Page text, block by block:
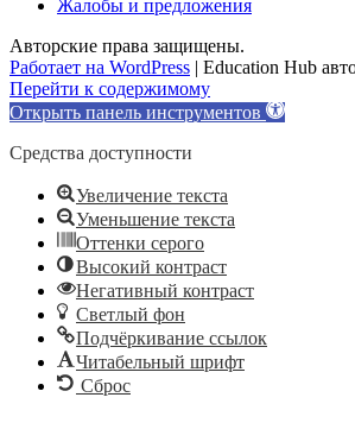
Жалобы и предложения
Авторские права защищены.
Работает на WordPress | Education Hub
Перейти к содержимому
Открыть панель инструментов
Средства доступности
Увеличение текста
Уменьшение текста
Оттенки серого
Высокий контраст
Негативный контраст
Светлый фон
Подчёркивание ссылок
Читабельный шрифт
Сброс